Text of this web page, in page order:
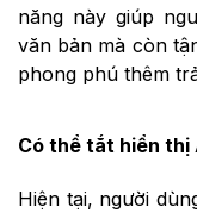
năng này giúp
văn bản mà còn
phong phú thêm
Có thể tắt hiển thị
Hiện tại, người